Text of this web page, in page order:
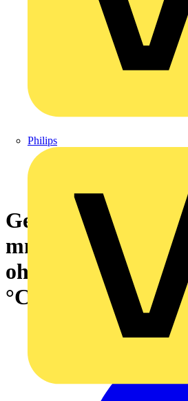
Philips
mm, Aufgedruckte
ohne, Polyester,
°C